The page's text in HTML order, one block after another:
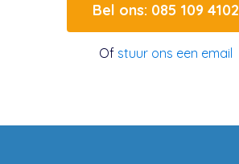
Bel ons: 085 109 4102
Of stuur ons een email